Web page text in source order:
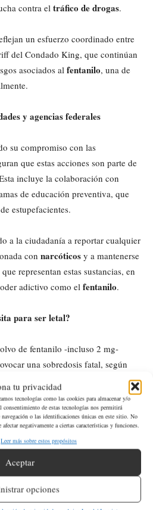
tu privacidad
tecnologías como las cookies para almacenar y/o
de estas tecnologías nos permitirá
o las identificaciones únicas en este sitio. No
negativamente a ciertas características y funciones.
Leer más sobre estos propósitos
Aceptar
opciones
contra el tráfico de drogas.
un esfuerzo coordinado entre
del Condado King, que continúan
asociados al fentanilo, una de
y agencias federales
su compromiso con las
que estas acciones son parte de
incluye la colaboración con
de educación preventiva, que
estupefacientes.
a la ciudadanía a reportar cualquier
con narcóticos y a mantenerse
representan estas sustancias, en
adictivo como el fentanilo.
para ser letal?
de fentanilo -incluso 2 mg-
una sobredosis fatal, según
peligroso?
veces más potente que la morfina.
ocurra rápidamente,
oportuna.
en estas investigaciones?